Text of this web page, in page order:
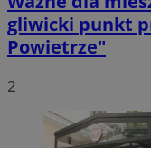
gliwicki punkt
Powietrze"
2